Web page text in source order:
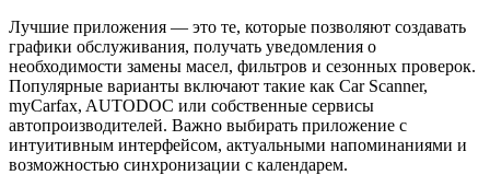
Лучшие приложения — это те, которые позволяют создавать
графики обслуживания, получать уведомления о
необходимости замены масел, фильтров и сезонных проверок.
Популярные варианты включают такие как Car Scanner,
myCarfax, AUTODOC или собственные сервисы
автопроизводителей. Важно выбирать приложение с
интуитивным интерфейсом, актуальными напоминаниями и
возможностью синхронизации с календарем.